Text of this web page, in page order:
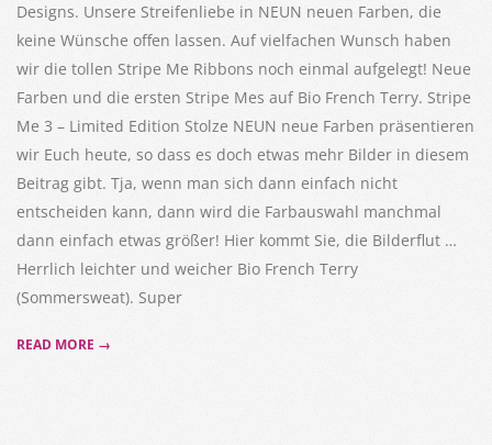
Designs. Unsere Streifenliebe in NEUN neuen Farben, die
keine Wünsche offen lassen. Auf vielfachen Wunsch haben
wir die tollen Stripe Me Ribbons noch einmal aufgelegt! Neue
Farben und die ersten Stripe Mes auf Bio French Terry. Stripe
Me 3 – Limited Edition Stolze NEUN neue Farben präsentieren
wir Euch heute, so dass es doch etwas mehr Bilder in diesem
Beitrag gibt. Tja, wenn man sich dann einfach nicht
entscheiden kann, dann wird die Farbauswahl manchmal
dann einfach etwas größer! Hier kommt Sie, die Bilderflut …
Herrlich leichter und weicher Bio French Terry
(Sommersweat). Super
READ MORE →